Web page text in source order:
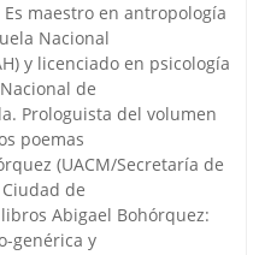
maestro en antropología
Nacional
y licenciado en psicología
de
Prologuista del volumen
poemas
(UACM/Secretaría de
de
Abigael Bohórquez:
genérica y